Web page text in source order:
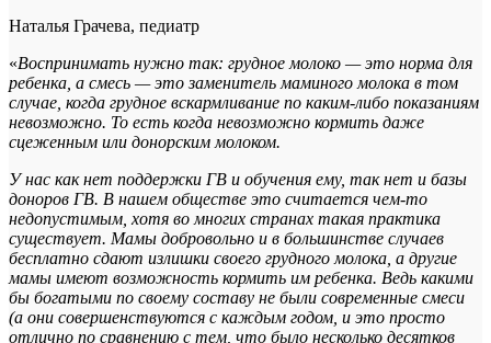
Наталья Грачева, педиатр
«Воспринимать нужно так: грудное молоко — это норма для
ребенка, а смесь — это заменитель маминого молока в том
случае, когда грудное вскармливание по каким-либо показаниям
невозможно. То есть когда невозможно кормить даже
сцеженным или донорским молоком.
У нас как нет поддержки ГВ и обучения ему, так нет и базы
доноров ГВ. В нашем обществе это считается чем-то
недопустимым, хотя во многих странах такая практика
существует. Мамы добровольно и в большинстве случаев
бесплатно сдают излишки своего грудного молока, а другие
мамы имеют возможность кормить им ребенка. Ведь какими
бы богатыми по своему составу не были современные смеси
(а они совершенствуются с каждым годом, и это просто
отлично по сравнению с тем, что было несколько десятков